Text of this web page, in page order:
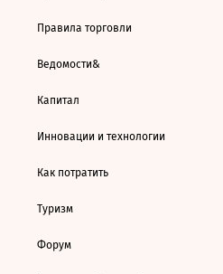
Правила торговли
Ведомости&
Капитал
Инновации и технологии
Как потратить
Туризм
Форум